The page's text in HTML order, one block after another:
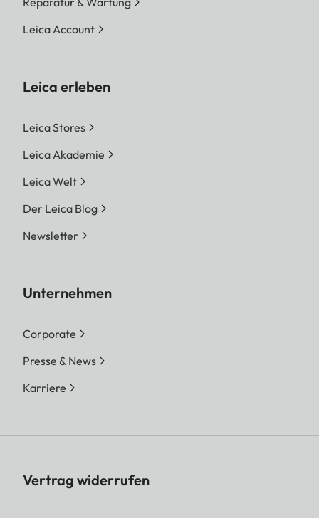
Leica Account
Leica erleben
Leica Stores
Leica Akademie
Leica Welt
Der Leica Blog
Newsletter
Unternehmen
Corporate
Presse & News
Karriere
Vertrag widerrufen